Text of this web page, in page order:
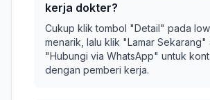
kerja dokter?
Cukup klik tombol "Detail" pada
menarik, lalu klik "Lamar Sekarang"
"Hubungi via WhatsApp" untuk
dengan pemberi kerja.